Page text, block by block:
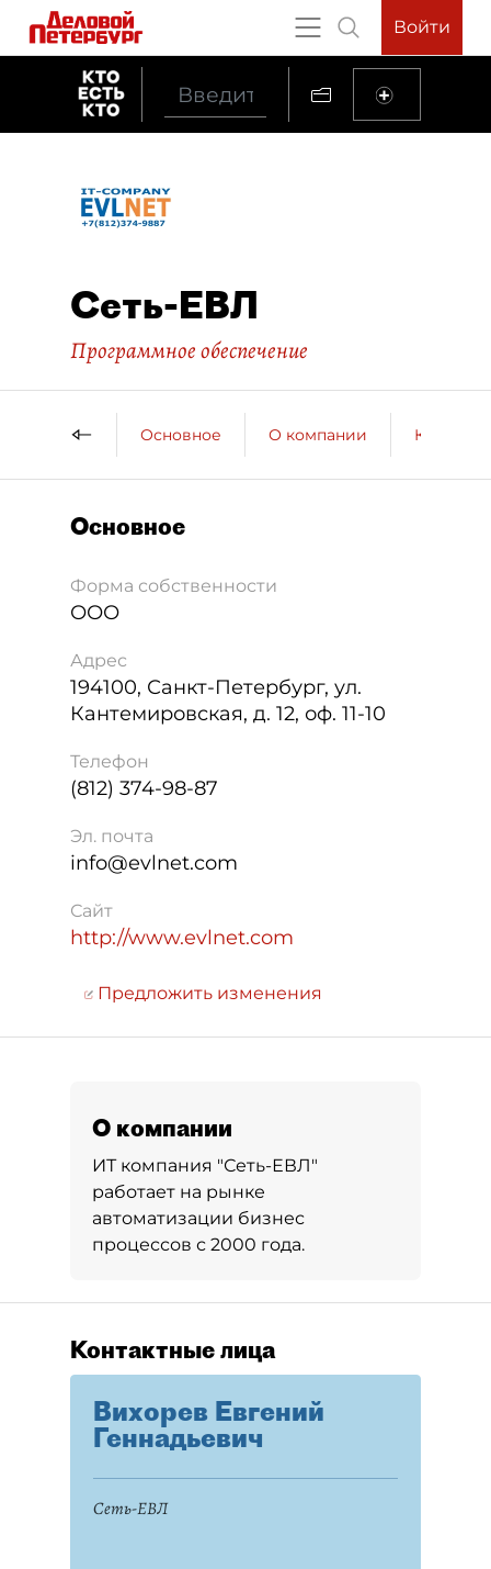
Войти
Сеть-ЕВЛ
Программное обеспечение
Основное О компании
Основное
Форма собственности
ООО
Адрес
194100, Санкт-Петербург, ул.
Кантемировская, д. 12, оф. 11-10
Телефон
(812) 374-98-87
Эл. почта
info@evlnet.com
Сайт
http://www.evlnet.com
Предложить изменения
О компании
ИТ компания "Сеть-ЕВЛ"
работает на рынке
автоматизации бизнес
процессов с 2000 года.
Контактные лица
Вихорев Евгений
Геннадьевич
Сеть-ЕВЛ